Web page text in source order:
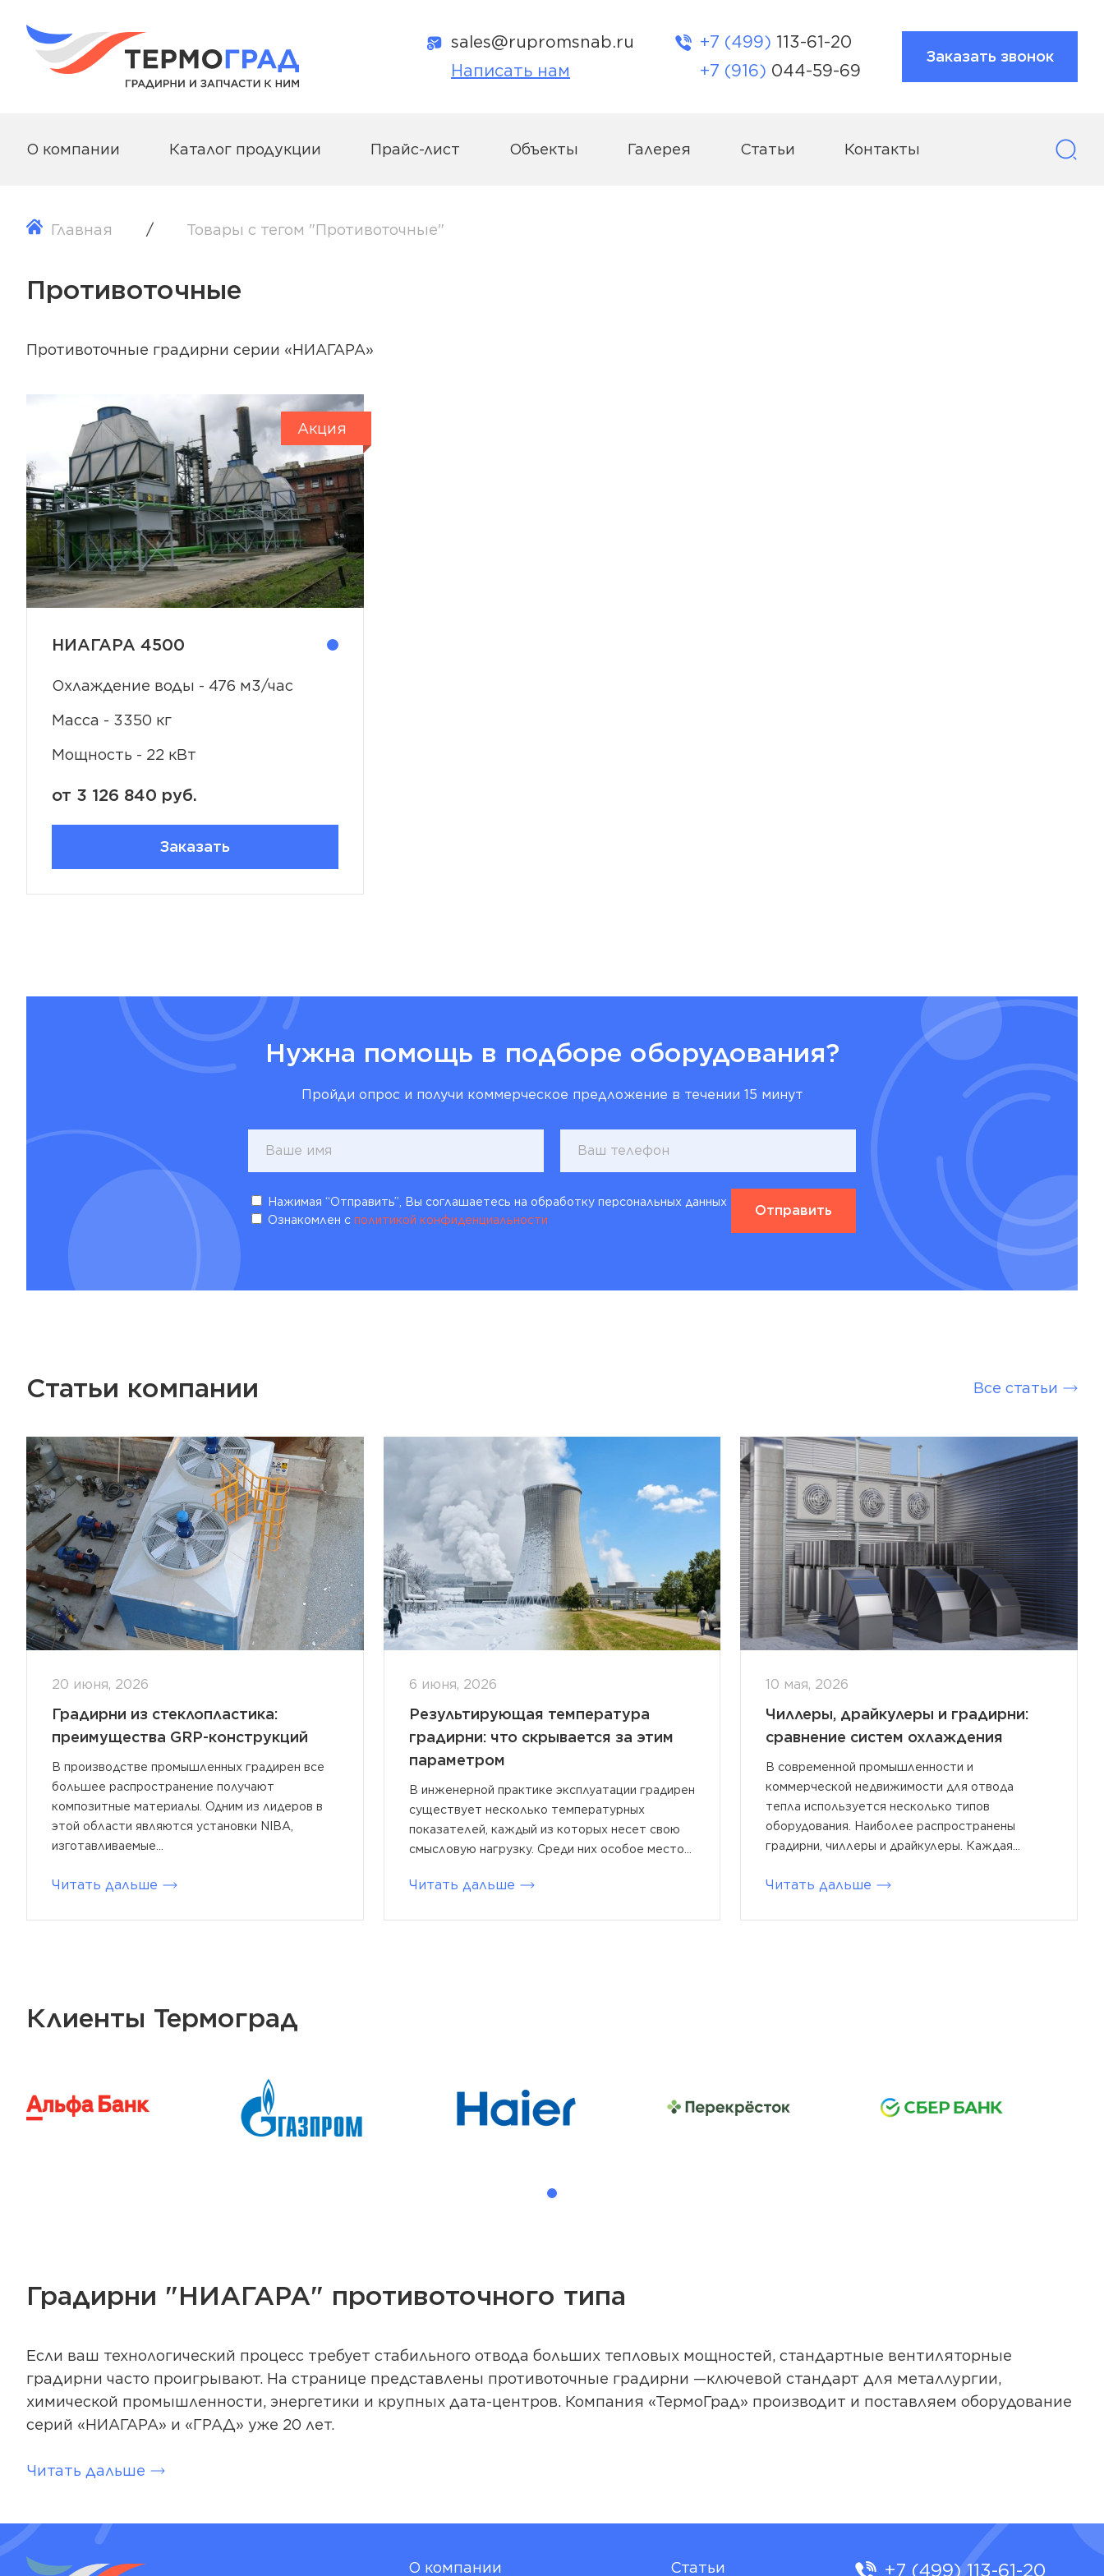
sales@rupromsnab.ru
Написать нам
+7 (499) 113-61-20
+7 (916) 044-59-69
Заказать звонок
О компании Каталог продукции Прайс-лист Объекты Галерея Статьи Контакты
Главная Товары с тегом "Противоточные"
Противоточные
Противоточные градирни серии «НИАГАРА»
НИАГАРА 4500
Охлаждение воды - 476 м3/час
Масса - 3350 кг
Мощность - 22 кВт
от 3 126 840 руб.
Заказать
Нужна помощь в подборе оборудования?
Пройди опрос и получи коммерческое предложение в течении 15 минут
Нажимая “Отправить”, Вы соглашаетесь на обработку персональных данных
Ознакомлен с политикой конфиденциальности
Статьи компании Все статьи
20 июня, 2026
Градирни из стеклопластика:
преимущества GRP-конструкций
В производстве промышленных градирен все
большее распространение получают
композитные материалы. Одним из лидеров в
этой области являются установки NIBA,
изготавливаемые...
Читать дальше
6 июня, 2026
Результирующая температура
градирни: что скрывается за этим
параметром
В инженерной практике эксплуатации градирен
существует несколько температурных
показателей, каждый из которых несет свою
смысловую нагрузку. Среди них особое место...
Читать дальше
10 мая, 2026
Чиллеры, драйкулеры и градирни:
сравнение систем охлаждения
В современной промышленности и
коммерческой недвижимости для отвода
тепла используется несколько типов
оборудования. Наиболее распространены
градирни, чиллеры и драйкулеры. Каждая...
Читать дальше
Клиенты Термоград
Градирни "НИАГАРА" противоточного типа
Если ваш технологический процесс требует стабильного отвода больших тепловых мощностей, стандартные вентиляторные
градирни часто проигрывают. На странице представлены противоточные градирни —ключевой стандарт для металлургии,
химической промышленности, энергетики и крупных дата-центров. Компания «ТермоГрад» производит и поставляем оборудование
серий «НИАГАРА» и «ГРАД» уже 20 лет.
Читать дальше
О компании Статьи +7 (499) 113-61-20